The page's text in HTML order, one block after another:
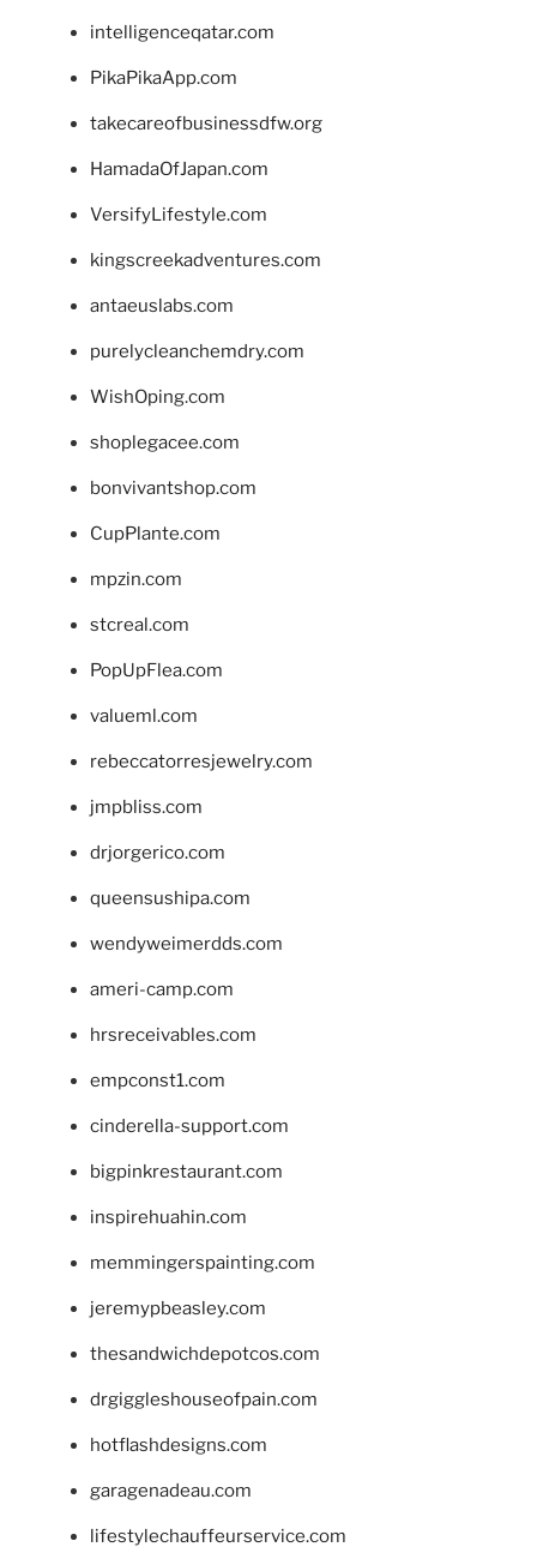
intelligenceqatar.com
PikaPikaApp.com
takecareofbusinessdfw.org
HamadaOfJapan.com
VersifyLifestyle.com
kingscreekadventures.com
antaeuslabs.com
purelycleanchemdry.com
WishOping.com
shoplegacee.com
bonvivantshop.com
CupPlante.com
mpzin.com
stcreal.com
PopUpFlea.com
valueml.com
rebeccatorresjewelry.com
jmpbliss.com
drjorgerico.com
queensushipa.com
wendyweimerdds.com
ameri-camp.com
hrsreceivables.com
empconst1.com
cinderella-support.com
bigpinkrestaurant.com
inspirehuahin.com
memmingerspainting.com
jeremypbeasley.com
thesandwichdepotcos.com
drgiggleshouseofpain.com
hotflashdesigns.com
garagenadeau.com
lifestylechauffeurservice.com